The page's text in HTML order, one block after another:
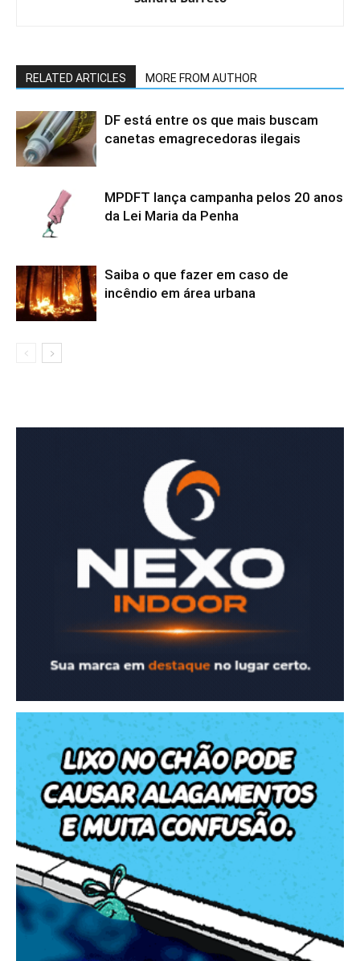
RELATED ARTICLES MORE FROM AUTHOR
DF está entre os que mais buscam
canetas emagrecedoras ilegais
MPDFT lança campanha pelos 20 anos
da Lei Maria da Penha
Saiba o que fazer em caso de
incêndio em área urbana